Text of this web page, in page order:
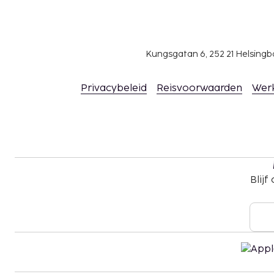
Kungsgatan 6, 252 21
Privacybeleid Reisvoorwaarden
Blijf